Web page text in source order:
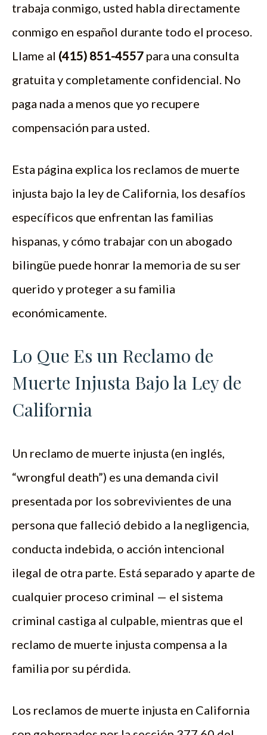
trabaja conmigo, usted habla directamente
conmigo en español durante todo el proceso.
Llame al (415) 851-4557 para una consulta
gratuita y completamente confidencial. No
paga nada a menos que yo recupere
compensación para usted.
Esta página explica los reclamos de muerte
injusta bajo la ley de California, los desafíos
específicos que enfrentan las familias
hispanas, y cómo trabajar con un abogado
bilingüe puede honrar la memoria de su ser
querido y proteger a su familia
económicamente.
Lo Que Es un Reclamo de
Muerte Injusta Bajo la Ley de
California
Un reclamo de muerte injusta (en inglés,
“wrongful death”) es una demanda civil
presentada por los sobrevivientes de una
persona que falleció debido a la negligencia,
conducta indebida, o acción intencional
ilegal de otra parte. Está separado y aparte de
cualquier proceso criminal — el sistema
criminal castiga al culpable, mientras que el
reclamo de muerte injusta compensa a la
familia por su pérdida.
Los reclamos de muerte injusta en California